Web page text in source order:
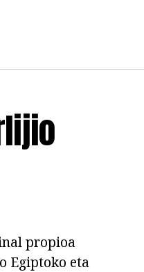
propioa
Egiptoko eta